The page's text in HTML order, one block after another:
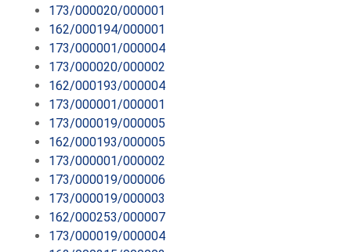
173/000020/000001
162/000194/000001
173/000001/000004
173/000020/000002
162/000193/000004
173/000001/000001
173/000019/000005
162/000193/000005
173/000001/000002
173/000019/000006
173/000019/000003
162/000253/000007
173/000019/000004